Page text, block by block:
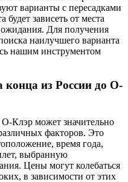
варианты с пересадками
будет зависеть от места
Для получения
наилучшего варианта
нашим инструментом
конца из России до О-
Клэр может значительно
факторов. Это
время года,
выбранную
Цены могут колебаться
в зависимости от этих